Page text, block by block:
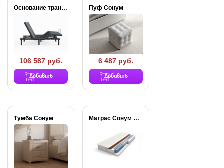
Основание трансформируемое Aquarius
106 587 руб.
Добавить
Пуф Сонум
6 487 руб.
Добавить
Тумба Сонум Матрас Сонум Balance...